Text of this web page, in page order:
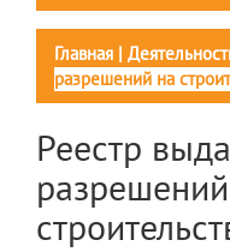
Главная |
разрешений на
Реестр